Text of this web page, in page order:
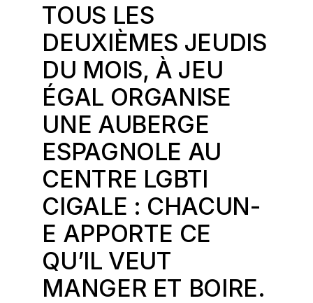
TOUS LES
DEUXIÈMES JEUDIS
DU MOIS, À JEU
ÉGAL ORGANISE
UNE AUBERGE
ESPAGNOLE AU
CENTRE LGBTI
CIGALE : CHACUN-
E APPORTE CE
QU’IL VEUT
MANGER ET BOIRE.